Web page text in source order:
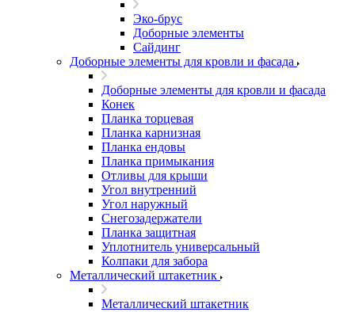
Эко-брус
Доборные элементы
Сайдинг
Доборные элементы для кровли и фасада
Доборные элементы для кровли и фасада
Конек
Планка торцевая
Планка карнизная
Планка ендовы
Планка примыкания
Отливы для крыши
Угол внутренний
Угол наружный
Снегозадержатели
Планка защитная
Уплотнитель универсальный
Колпаки для забора
Металлический штакетник
Металлический штакетник